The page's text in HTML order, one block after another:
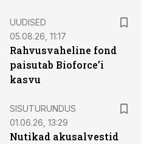
UUDISED
05.08.26, 11:17
Rahvusvaheline fond
paisutab Bioforce’i
kasvu
SISUTURUNDUS
01.06.26, 13:29
Nutikad akusalvestid